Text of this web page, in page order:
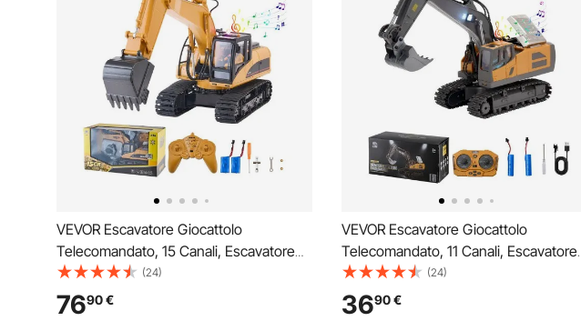
VEVOR Escavatore Giocattolo
Telecomandato, 15 Canali, Escavatore
Telecomandato, Pala in metallo,
Escavatore RC in Scala 1:14, Luci e
Suoni, Veicoli da Costruzione
(24)
7690€
VEVOR Escavatore Giocattolo
Telecomandato, 11 Canali, Escavatore
Telecomandato in Scala 1:20,
RC con Luci e Suoni, Veicoli da
Costruzione Completamente Funzionali
(24)
3690€